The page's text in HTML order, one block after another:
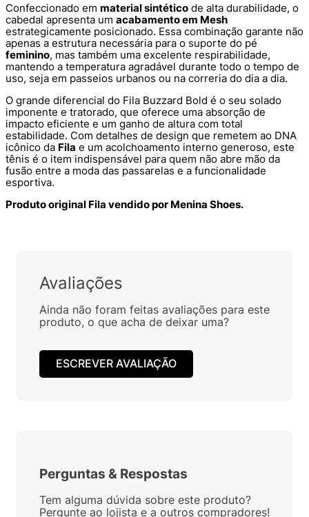
Confeccionado em material sintético de alta durabilidade, o
cabedal apresenta um acabamento em Mesh
estrategicamente posicionado. Essa combinação garante não
apenas a estrutura necessária para o suporte do pé
feminino, mas também uma excelente respirabilidade,
mantendo a temperatura agradável durante todo o tempo de
uso, seja em passeios urbanos ou na correria do dia a dia.
O grande diferencial do Fila Buzzard Bold é o seu solado
imponente e tratorado, que oferece uma absorção de
impacto eficiente e um ganho de altura com total
estabilidade. Com detalhes de design que remetem ao DNA
icônico da Fila e um acolchoamento interno generoso, este
tênis é o item indispensável para quem não abre mão da
fusão entre a moda das passarelas e a funcionalidade
esportiva.
Produto original Fila vendido por Menina Shoes.
Avaliações
Ainda não foram feitas avaliações para este
produto, o que acha de deixar uma?
ESCREVER AVALIAÇÃO
Perguntas & Respostas
Tem alguma dúvida sobre este produto?
Pergunte ao lojista e a outros compradores!